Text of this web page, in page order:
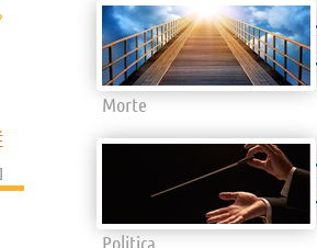
]
Morte
Politica